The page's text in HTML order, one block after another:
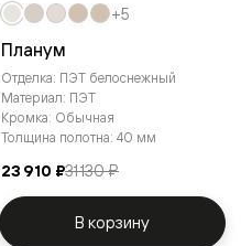
Планум
Отделка: ПЭТ белоснежный
Материал: ПЭТ
Кромка: Обычная
Толщина полотна: 40 мм
23 910 ₽31 130 ₽
+5
В корзину